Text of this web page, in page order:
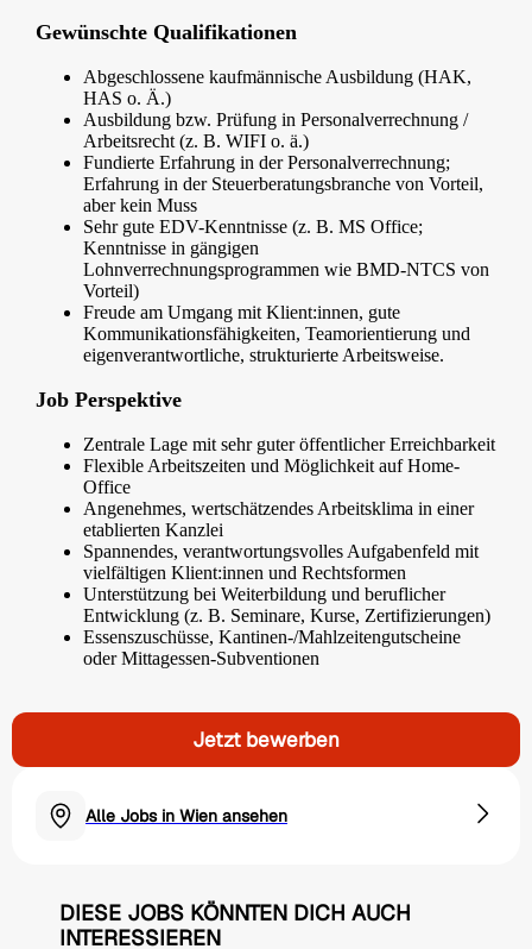
Gewünschte Qualifikationen
Abgeschlossene kaufmännische Ausbildung (HAK,
HAS o. Ä.)
Ausbildung bzw. Prüfung in Personalverrechnung /
Arbeitsrecht (z. B. WIFI o. ä.)
Fundierte Erfahrung in der Personalverrechnung;
Erfahrung in der Steuerberatungsbranche von Vorteil,
aber kein Muss
Sehr gute EDV-Kenntnisse (z. B. MS Office;
Kenntnisse in gängigen
Lohnverrechnungsprogrammen wie BMD-NTCS von
Vorteil)
Freude am Umgang mit Klient:innen, gute
Kommunikationsfähigkeiten, Teamorientierung und
eigenverantwortliche, strukturierte Arbeitsweise.
Job Perspektive
Zentrale Lage mit sehr guter öffentlicher Erreichbarkeit
Flexible Arbeitszeiten und Möglichkeit auf Home-
Office
Angenehmes, wertschätzendes Arbeitsklima in einer
etablierten Kanzlei
Spannendes, verantwortungsvolles Aufgabenfeld mit
vielfältigen Klient:innen und Rechtsformen
Unterstützung bei Weiterbildung und beruflicher
Entwicklung (z. B. Seminare, Kurse, Zertifizierungen)
Essenszuschüsse, Kantinen-/Mahlzeitengutscheine
oder Mittagessen-Subventionen
Jetzt bewerben
Alle Jobs in Wien ansehen
DIESE JOBS KÖNNTEN DICH AUCH
INTERESSIEREN